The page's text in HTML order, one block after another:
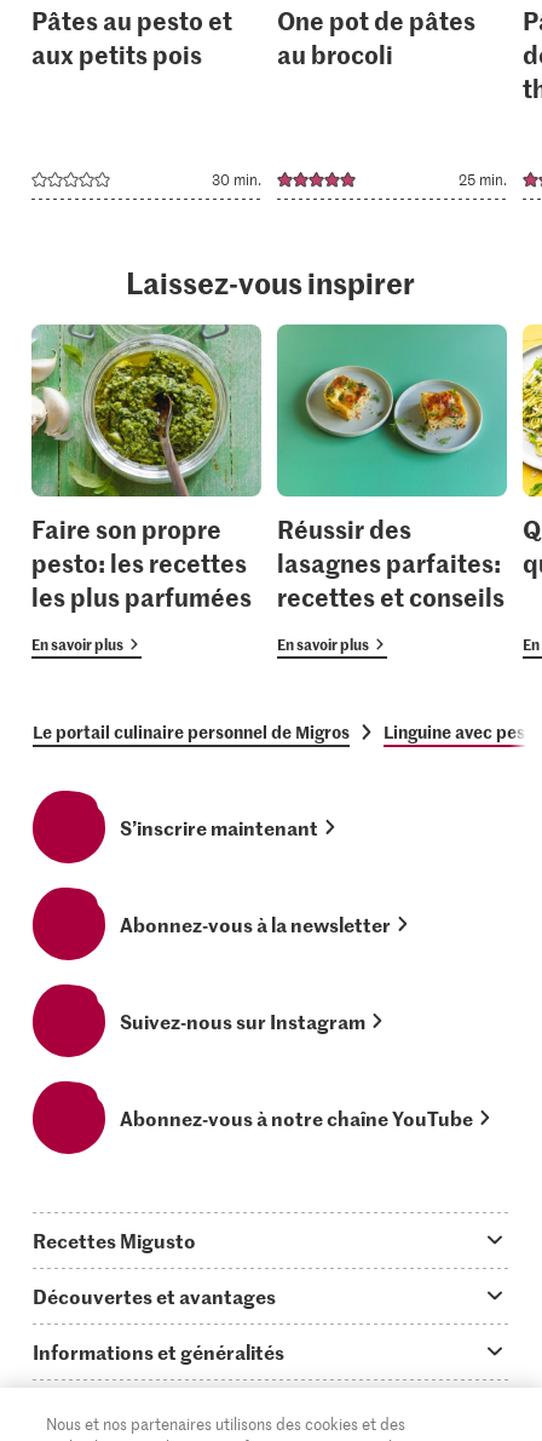
Pâtes au pesto et
aux petits pois
30 min.
One pot de pâtes
au brocoli
25 min.
Laissez-vous inspirer
Faire son propre
pesto: les recettes
les plus parfumées
En savoir plus
Réussir des
lasagnes parfaites:
recettes et conseils
En savoir plus
Le portail culinaire personnel de Migros Linguine avec
S’inscrire maintenant
Abonnez-vous à la newsletter
Suivez-nous sur Instagram
Abonnez-vous à notre chaîne YouTube
Recettes Migusto
Idées de menus
Plats principaux
Simple & vite prêt
Découvertes et avantages
On en parle...
Informations et généralités
Questions concernant Migusto
Nous et nos partenaires utilisons des cookies et des